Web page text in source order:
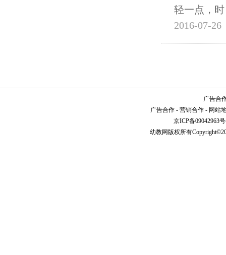
轻一点，时
2016-07-26
广告合
广告合作 - 营销合作 - 网站
京ICP备09042963
幼教网版权所有